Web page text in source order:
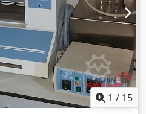
1 / 15